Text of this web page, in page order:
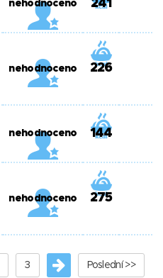
nehodnoceno 241
nehodnoceno 226
nehodnoceno 144
nehodnoceno 275
3 Poslední >>